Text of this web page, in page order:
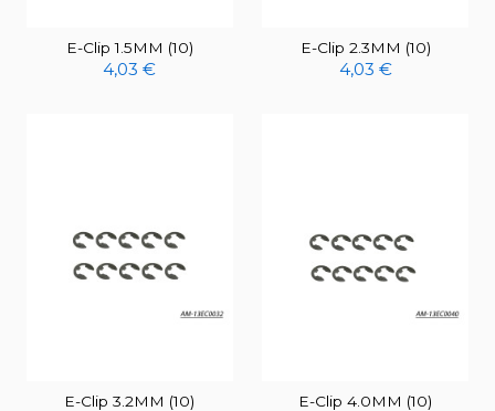
E-Clip 1.5MM (10)
4,03 €
E-Clip 2.3MM (10)
4,03 €
E-Clip 3.2MM (10) E-Clip 4.0MM (10)